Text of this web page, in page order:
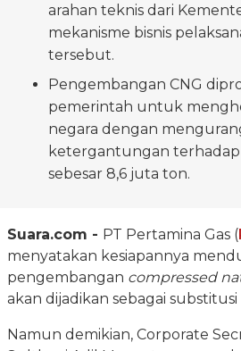
arahan teknis dari
mekanisme bisnis
tersebut.
Pengembangan CNG
pemerintah untuk
negara dengan
ketergantungan terhadap
sebesar 8,6 juta ton.
Suara.com - PT Pertamina Gas (
menyatakan kesiapannya
pengembangan compressed
akan dijadikan sebagai
Namun demikian, Corporate